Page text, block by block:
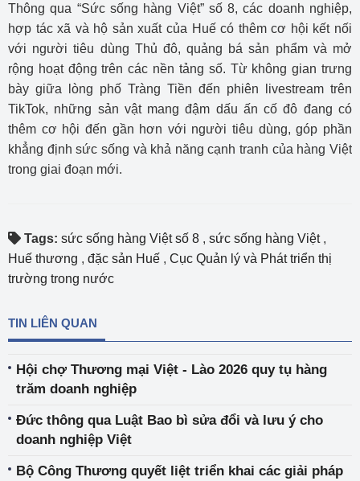
Thông qua “Sức sống hàng Việt” số 8, các doanh nghiệp,
hợp tác xã và hộ sản xuất của Huế có thêm cơ hội kết nối
với người tiêu dùng Thủ đô, quảng bá sản phẩm và mở
rộng hoạt động trên các nền tảng số. Từ không gian trưng
bày giữa lòng phố Tràng Tiền đến phiên livestream trên
TikTok, những sản vật mang đậm dấu ấn cố đô đang có
thêm cơ hội đến gần hơn với người tiêu dùng, góp phần
khẳng định sức sống và khả năng cạnh tranh của hàng Việt
trong giai đoạn mới.
Tags: sức sống hàng Việt số 8 , sức sống hàng Việt,
Huế thương , đặc sản Huế , Cục Quản lý và Phát triển thị
trường trong nước
TIN LIÊN QUAN
Hội chợ Thương mại Việt - Lào 2026 quy tụ hàng
trăm doanh nghiệp
Đức thông qua Luật Bao bì sửa đổi và lưu ý cho
doanh nghiệp Việt
Bộ Công Thương quyết liệt triển khai các giải pháp